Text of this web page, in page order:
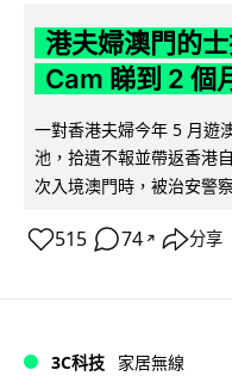
港夫婦澳門的
Cam 睇到 2 個
一對香港夫婦今年 5 月遊
池，拾遺不報並帶返香港
次入境澳門時，被治安警
515 74 ↗ 分享
3C科技 家居無線